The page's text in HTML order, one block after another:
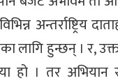
अन्तर्राष्ट्रिय
लागि हुन्छन् । र,
हो । तर